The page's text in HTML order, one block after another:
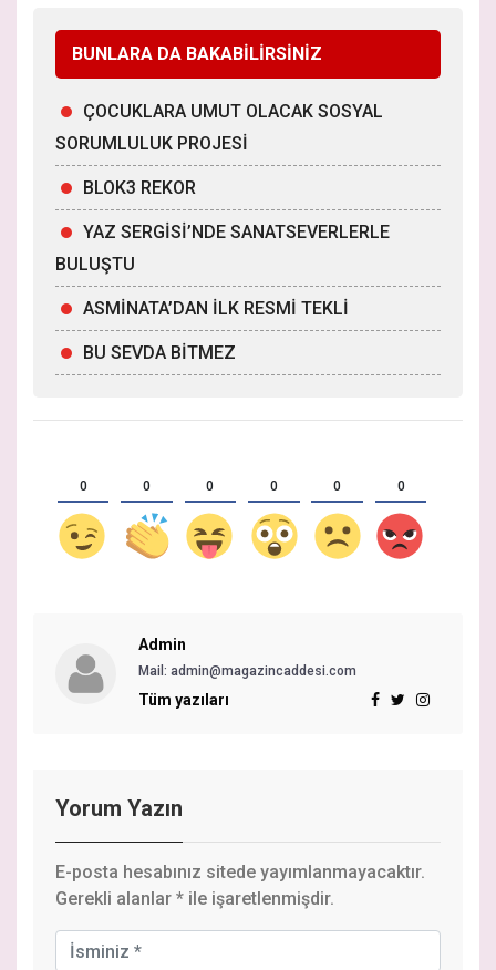
BUNLARA DA BAKABİLİRSİNİZ
ÇOCUKLARA UMUT OLACAK SOSYAL
SORUMLULUK PROJESİ
BLOK3 REKOR
YAZ SERGİSİ’NDE SANATSEVERLERLE
BULUŞTU
ASMİNATA’DAN İLK RESMİ TEKLİ
BU SEVDA BİTMEZ
0 0 0 0 0 0
Admin
Mail: admin@magazincaddesi.com
Tüm yazıları
Yorum Yazın
E-posta hesabınız sitede yayımlanmayacaktır.
Gerekli alanlar * ile işaretlenmişdir.